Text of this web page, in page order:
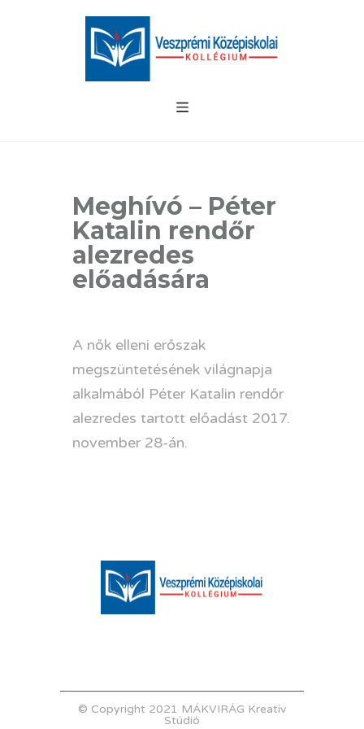
Meghívó – Péter
Katalin rendőr
alezredes
előadására
A nők elleni erőszak
megszüntetésének világnapja
alkalmából Péter Katalin rendőr
alezredes tartott előadást 2017.
november 28-án.
© Copyright 2021 MÁKVIRÁG Kreatív
Stúdió